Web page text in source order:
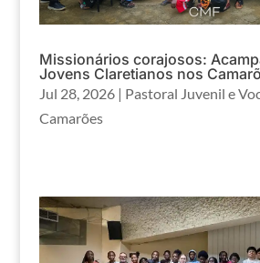
Missionários corajosos:
Jovens Claretianos nos
Jul 28, 2026| Pastoral Juvenil e
Camarões